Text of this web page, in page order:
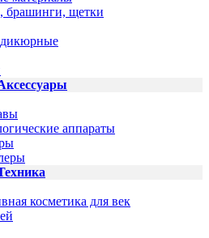
брашинги, щетки
аппараты
косметика для век